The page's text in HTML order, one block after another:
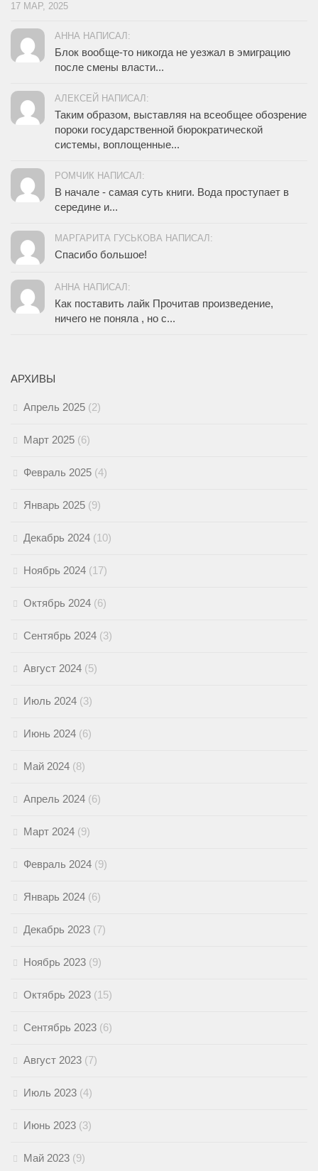
17 МАР, 2025
АННА НАПИСАЛ:
Блок вообще-то никогда не уезжал в эмиграцию
после смены власти...
АЛЕКСЕЙ НАПИСАЛ:
Таким образом, выставляя на всеобщее обозрение
пороки государственной бюрократической
системы, воплощенные...
РОМЧИК НАПИСАЛ:
В начале - самая суть книги. Вода проступает в
середине и...
МАРГАРИТА ГУСЬКОВА НАПИСАЛ:
Спасибо большое!
АННА НАПИСАЛ:
Как поставить лайк Прочитав произведение,
ничего не поняла , но с...
АРХИВЫ
Апрель 2025 (2)
Март 2025 (6)
Февраль 2025 (4)
Январь 2025 (9)
Декабрь 2024 (10)
Ноябрь 2024 (17)
Октябрь 2024 (6)
Сентябрь 2024 (3)
Август 2024 (5)
Июль 2024 (3)
Июнь 2024 (6)
Май 2024 (8)
Апрель 2024 (6)
Март 2024 (9)
Февраль 2024 (9)
Январь 2024 (6)
Декабрь 2023 (7)
Ноябрь 2023 (9)
Октябрь 2023 (15)
Сентябрь 2023 (6)
Август 2023 (7)
Июль 2023 (4)
Июнь 2023 (3)
Май 2023 (9)